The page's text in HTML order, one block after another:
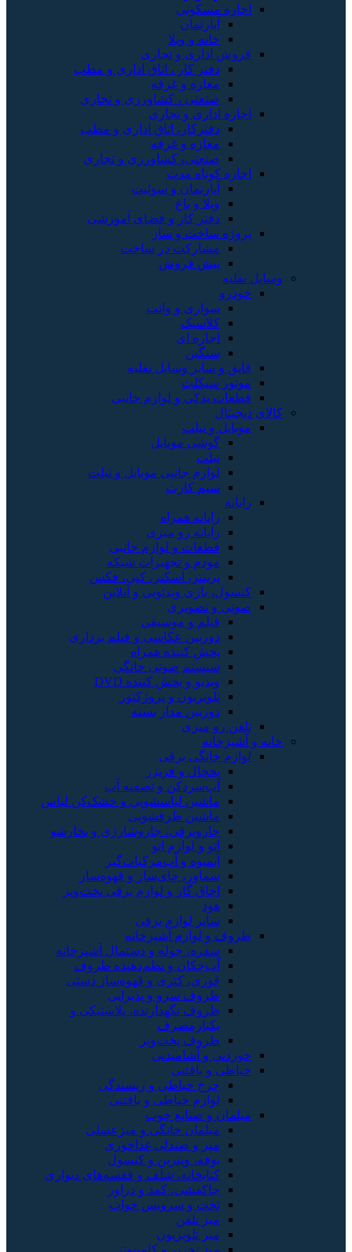
اجاره مسکونی
آپارتمان
خانه و ویلا
فروش اداری و تجاری
دفتر کار ، اتاق اداری و مطب
مغازه و غرفه
صنعتی ، کشاورزی و تجاری
اجاره اداری و تجاری
دفترکار، اتاق اداری و مطب
مغازه و غرفه
صنعتی، کشاورزی و تجاری
اجاره کوتاه مدت
آپارتمان و سوئیت
ویلا و باغ
دفتر کار و فضای آموزشی
پروژه ساخت و ساز
مشارکت در ساخت
پیش فروش
وسایل نقلیه
خودرو
سواری و وانت
کلاسیک
اجاره ای
سنگین
قایق و سایر وسایل نقلیه
موتور سیکلت
قطعات یدکی و لوازم جانبی
کالای دیجیتال
موبایل و تبلت
گوشی موبایل
تبلت
لوازم جانبی موبایل و تبلت
سیم کارت
رایانه
رایانه همراه
رایانه رو میزی
قطعات و لوازم جانبی
مودم و تجهیزات شبکه
پرینتر، اسکنر، کپی، فکس
کنسول، بازی‌ ویدئویی و آنلاین
صوتی و تصویری
فیلم و موسیقی
دوربین عکاسی و فیلم برداری
پخش کننده همراه
سیستم صوتی خانگی
ویدیو و پخش کننده DVD
تلویزیون و پروژکتور
دوربین مدار بسته
تلفن رو میزی
خانه و آشپزخانه
لوازم خانگی برقی
یخچال و فریزر
آب‌سردکن و تصفیه آب
ماشین لباسشویی و خشک‌کن لباس
ماشین ظرفشویی
جاروبرقی، جاروشارژی و بخارشو
اتو و لوازم اتو
آبمیوه و آب‌مرکبات‌گیر
سماور، چای‌ساز و قهوه‌ساز
اجاق گاز و لوازم برقی پخت‌وپز
هود
سایر لوازم برقی
ظروف و لوازم آشپزخانه
سفره، حوله و دستمال آشپزخانه
آب‌چکان و نظم‌دهنده ظروف
قوری، کتری و قهوه‌ساز دستی
ظروف سرو و پذیرایی
ظروف نگهدارنده، پلاستیکی و
یکبارمصرف
ظروف پخت‌وپز
خوردنی و آشامیدنی
خیاطی و بافتنی
چرخ خیاطی و ریسندگی
لوازم خیاطی و بافتنی
مبلمان و صنایع چوب
مبلمان خانگی و میزعسلی
میز و صندلی غذاخوری
بوفه، ویترین و کنسول
کتابخانه، شلف و قفسه‌های دیواری
جاکفشی، کمد و دراور
تخت و سرویس خواب
میز تلفن
میز تلویزیون